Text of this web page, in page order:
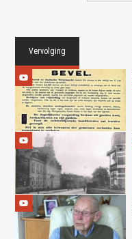
Vervolging